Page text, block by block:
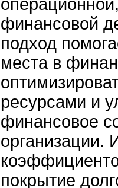
финансовой
подход
места в
ресурсами и
финансовое
организации.
покрытие